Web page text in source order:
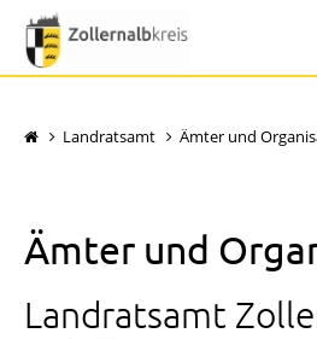
Landratsamt Ämter und
Ämter und
Landratsamt